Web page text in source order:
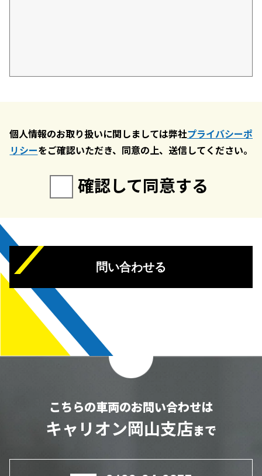
個人情報のお取り扱いに関しましては弊社プライバシーポ
リシーをご確認いただき、同意の上、送信してください。
確認して同意する
問い合わせる
こちらの車両のお問い合わせは
キャリオン岡山支店まで